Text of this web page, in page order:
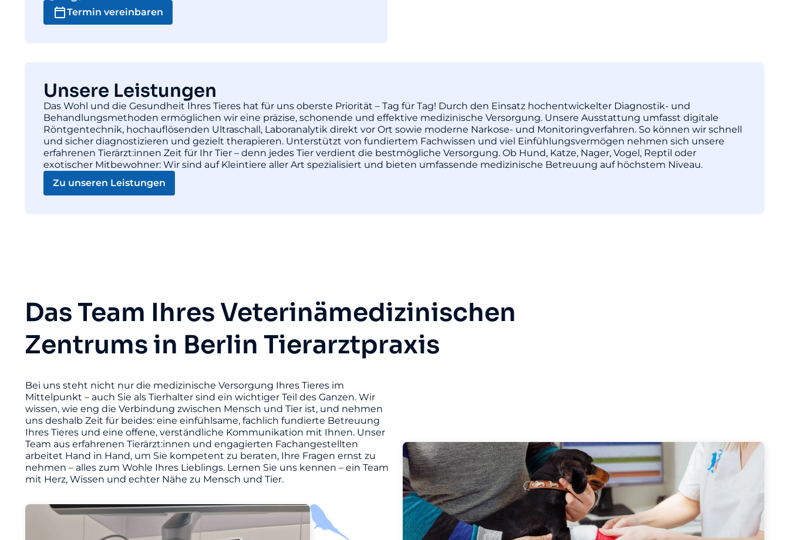
Termin vereinbaren
Unsere Leistungen
Das Wohl und die Gesundheit Ihres Tieres hat für uns oberste Priorität – Tag für Tag! Durch den Einsatz hochentwickelter Diagnostik- und
Behandlungsmethoden ermöglichen wir eine präzise, schonende und effektive medizinische Versorgung. Unsere Ausstattung umfasst digitale
Röntgentechnik, hochauflösenden Ultraschall, Laboranalytik direkt vor Ort sowie moderne Narkose- und Monitoringverfahren. So können wir schnell
und sicher diagnostizieren und gezielt therapieren. Unterstützt von fundiertem Fachwissen und viel Einfühlungsvermögen nehmen sich unsere
erfahrenen Tierärzt:innen Zeit für Ihr Tier – denn jedes Tier verdient die bestmögliche Versorgung. Ob Hund, Katze, Nager, Vogel, Reptil oder
exotischer Mitbewohner: Wir sind auf Kleintiere aller Art spezialisiert und bieten umfassende medizinische Betreuung auf höchstem Niveau.
Zu unseren Leistungen
Das Team Ihres Veterinämedizinischen
Zentrums in Berlin Tierarztpraxis
Bei uns steht nicht nur die medizinische Versorgung Ihres Tieres im
Mittelpunkt – auch Sie als Tierhalter sind ein wichtiger Teil des Ganzen. Wir
wissen, wie eng die Verbindung zwischen Mensch und Tier ist, und nehmen
uns deshalb Zeit für beides: eine einfühlsame, fachlich fundierte Betreuung
Ihres Tieres und eine offene, verständliche Kommunikation mit Ihnen. Unser
Team aus erfahrenen Tierärzt:innen und engagierten Fachangestellten
arbeitet Hand in Hand, um Sie kompetent zu beraten, Ihre Fragen ernst zu
nehmen – alles zum Wohle Ihres Lieblings. Lernen Sie uns kennen – ein Team
mit Herz, Wissen und echter Nähe zu Mensch und Tier.